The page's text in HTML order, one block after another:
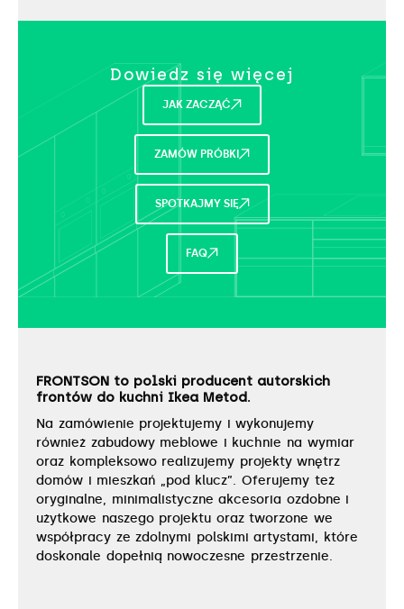
Dowiedz się więcej​
JAK ZACZĄĆ
ZAMÓW PRÓBKI
SPOTKAJMY SIĘ
FAQ
FRONTSON to polski producent autorskich
frontów do kuchni Ikea Metod.
Na zamówienie projektujemy i wykonujemy
również zabudowy meblowe i kuchnie na wymiar
oraz kompleksowo realizujemy projekty wnętrz
domów i mieszkań „pod klucz”. Oferujemy też
oryginalne, minimalistyczne akcesoria ozdobne i
użytkowe naszego projektu oraz tworzone we
współpracy ze zdolnymi polskimi artystami, które
doskonale dopełnią nowoczesne przestrzenie.